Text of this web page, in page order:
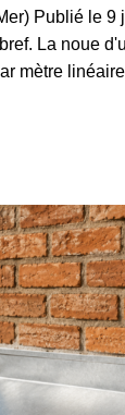
Publié le 9
La noue
mètre